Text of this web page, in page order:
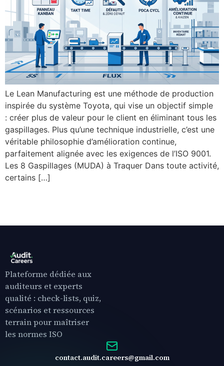
Le Lean Manufacturing est une méthode de production
inspirée du système Toyota, qui vise un objectif simple
: créer plus de valeur pour le client en éliminant tous les
gaspillages. Plus qu’une technique industrielle, c’est une
véritable philosophie d’amélioration continue,
parfaitement alignée avec les exigences de l’ISO 9001.
Les 8 Gaspillages (MUDA) à Traquer Dans toute activité,
certains […]
Plateforme dédiée aux
auditeurs et experts
qualité : check-lists, quiz,
scénarios et ressources
terrain pour maîtriser
les normes ISO
contact.audit.careers@gmail.com